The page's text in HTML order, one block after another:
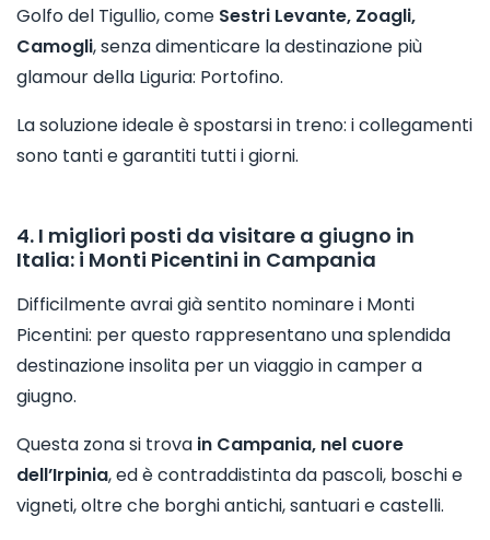
Golfo del Tigullio, come Sestri Levante, Zoagli,
Camogli, senza dimenticare la destinazione più
glamour della Liguria: Portofino.
La soluzione ideale è spostarsi in treno: i collegamenti
sono tanti e garantiti tutti i giorni.
4. I migliori posti da visitare a giugno in
Italia: i Monti Picentini in Campania
Difficilmente avrai già sentito nominare i Monti
Picentini: per questo rappresentano una splendida
destinazione insolita per un viaggio in camper a
giugno.
Questa zona si trova in Campania, nel cuore
dell’Irpinia, ed è contraddistinta da pascoli, boschi e
vigneti, oltre che borghi antichi, santuari e castelli.